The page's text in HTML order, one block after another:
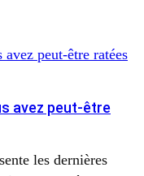
avez peut-être
les dernières